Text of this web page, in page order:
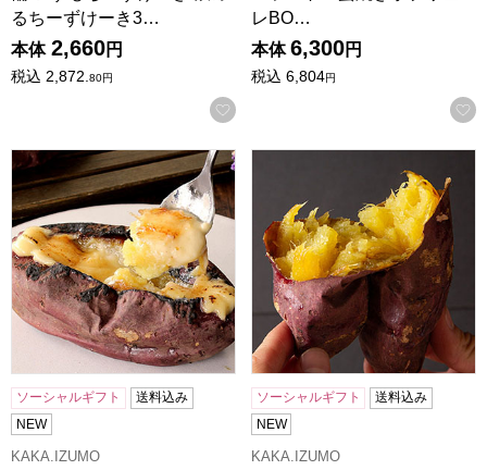
るちーずけーき3…
本体 2,660円
税込 2,872.80円
お気に入りに登録する
レBO…
本体 6,300円
税込 6,804円
島根 KAKA.IZUMO 熟成蜜焼き芋ブリュレ 3個入り【NN】
ソーシャルギフト
送料込み
NEW
KAKA.IZUMO
ソーシャルギフト
送料込み
NEW
KAKA.IZUMO